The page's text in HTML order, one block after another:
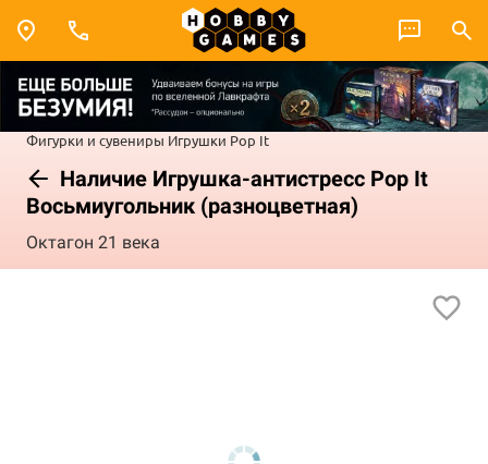
Фигурки и сувениры Игрушки Pop It
Наличие Игрушка-антистресс Pop It
Восьмиугольник (разноцветная)
Октагон 21 века